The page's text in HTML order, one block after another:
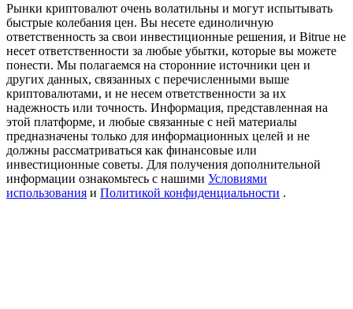
Precious Metals Trading Carnival
Trade Gold & Silver · 33,333 USDT Bonus
USDT New User Exclusive 10% APR
USDT Flexible Staking | Daily Rewards
Рынки криптовалют очень волатильны и могут испытывать
быстрые колебания цен. Вы несете единоличную
ответственность за свои инвестиционные решения, и Bitrue не
несет ответственности за любые убытки, которые вы можете
понести. Мы полагаемся на сторонние источники цен и
других данных, связанных с перечисленными выше
криптовалютами, и не несем ответственности за их
надежность или точность. Информация, представленная на
этой платформе, и любые связанные с ней материалы
предназначены только для информационных целей и не
должны рассматриваться как финансовые или
инвестиционные советы. Для получения дополнительной
информации ознакомьтесь с нашими Условиями
использования и Политикой конфиденциальности .